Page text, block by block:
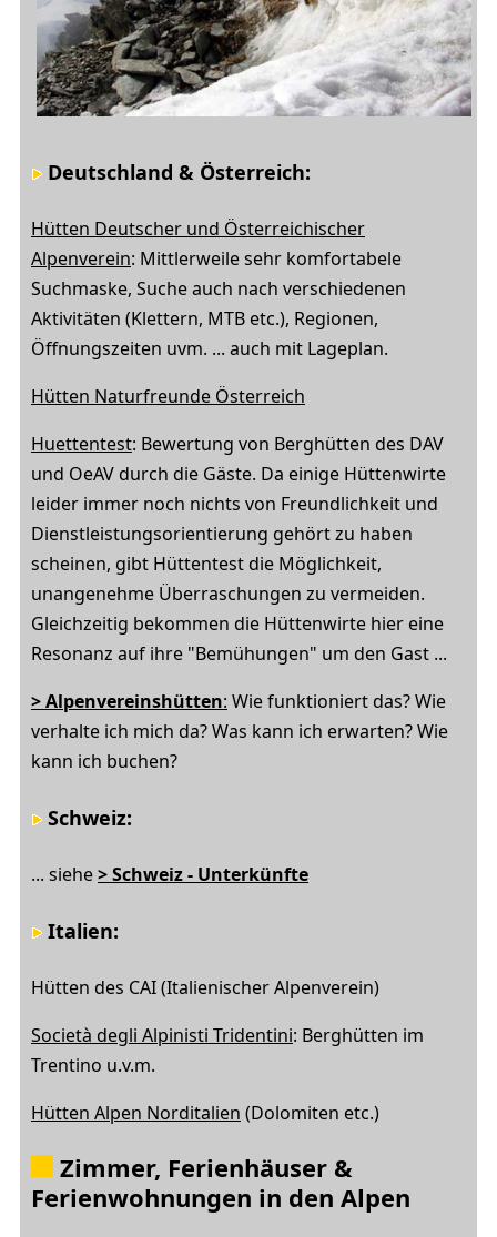
Deutschland & Österreich:
Hütten Deutscher und Österreichischer
Alpenverein: Mittlerweile sehr komfortabele
Suchmaske, Suche auch nach verschiedenen
Aktivitäten (Klettern, MTB etc.), Regionen,
Öffnungszeiten uvm. ... auch mit Lageplan.
Hütten Naturfreunde Österreich
Huettentest: Bewertung von Berghütten des DAV
und OeAV durch die Gäste. Da einige Hüttenwirte
leider immer noch nichts von Freundlichkeit und
Dienstleistungsorientierung gehört zu haben
scheinen, gibt Hüttentest die Möglichkeit,
unangenehme Überraschungen zu vermeiden.
Gleichzeitig bekommen die Hüttenwirte hier eine
Resonanz auf ihre "Bemühungen" um den Gast ...
> Alpenvereinshütten: Wie funktioniert das? Wie
verhalte ich mich da? Was kann ich erwarten? Wie
kann ich buchen?
Schweiz:
... siehe> Schweiz - Unterkünfte
Italien:
Hütten des CAI (Italienischer Alpenverein)
Società degli Alpinisti Tridentini: Berghütten im
Trentino u.v.m.
Hütten Alpen Norditalien (Dolomiten etc.)
Zimmer, Ferienhäuser &
Ferienwohnungen in den Alpen